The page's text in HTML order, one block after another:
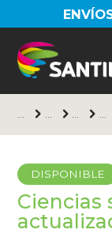
DISPONIBLE
Ciencias